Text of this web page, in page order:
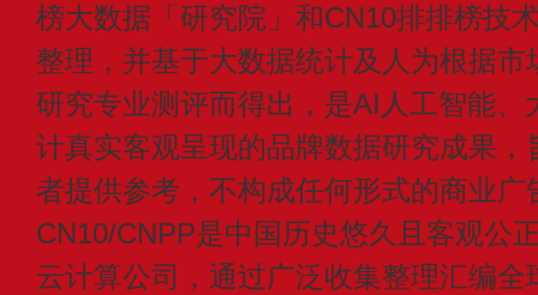
榜大数据「研究院」和CN10排排榜技
整理，并基于大数据统计及人为根据
研究专业测评而得出，是AI人工智能、
计真实客观呈现的品牌数据研究成果
者提供参考，不构成任何形式的商业广
CN10/CNPP是中国历史悠久且客观公
云计算公司，通过广泛收集整理汇编